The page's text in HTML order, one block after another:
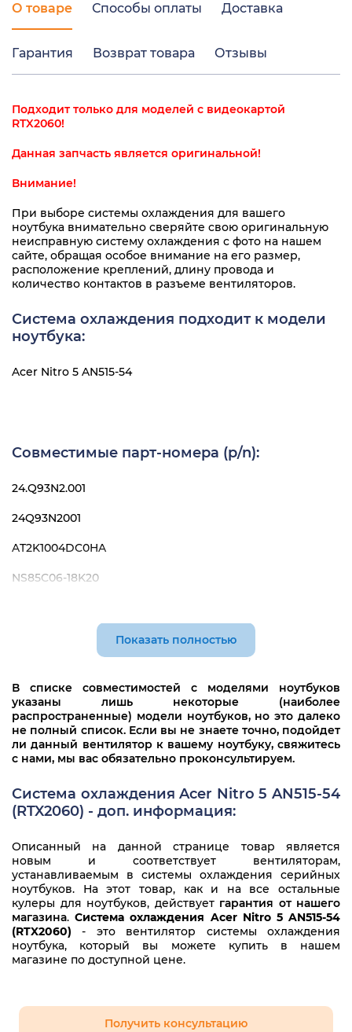
О товаре Способы оплаты Доставка
Гарантия Возврат товара Отзывы
Подходит только для моделей с видеокартой
RTX2060!
Данная запчасть является оригинальной!
Внимание!
При выборе системы охлаждения для вашего
ноутбука внимательно сверяйте свою оригинальную
неисправную систему охлаждения с фото на нашем
сайте, обращая особое внимание на его размер,
расположение креплений, длину провода и
количество контактов в разъеме вентиляторов.
Система охлаждения подходит к модели
ноутбука:
Acer Nitro 5 AN515-54
Совместимые парт-номера (p/n):
24.Q93N2.001
24Q93N2001
AT2K1004DC0HA
NS85C06-18K20
Показать полностью
В списке совместимостей с моделями ноутбуков
указаны лишь некоторые (наиболее
распространенные) модели ноутбуков, но это далеко
не полный список. Если вы не знаете точно, подойдет
ли данный вентилятор к вашему ноутбуку, свяжитесь
с нами, мы вас обязательно проконсультируем.
Система охлаждения Acer Nitro 5 AN515-54
(RTX2060) - доп. информация:
Описанный на данной странице товар является
новым и соответствует вентиляторам,
устанавливаемым в системы охлаждения серийных
ноутбуков. На этот товар, как и на все остальные
кулеры для ноутбуков, действует гарантия от нашего
магазина.Система охлаждения Acer Nitro 5 AN515-54
(RTX2060) - это вентилятор системы охлаждения
ноутбука, который вы можете купить в нашем
магазине по доступной цене.
Получить консультацию